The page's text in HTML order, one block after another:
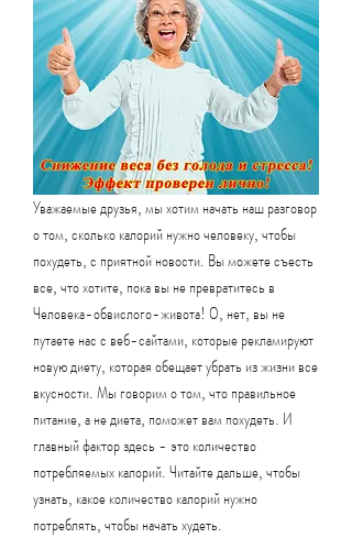
Уважаемые друзья, мы хотим начать наш разговор
о том, сколько калорий нужно человеку, чтобы
похудеть, с приятной новости. Вы можете съесть
все, что хотите, пока вы не превратитесь в
Человека-обвислого-живота! О, нет, вы не
путаете нас с веб-сайтами, которые рекламируют
новую диету, которая обещает убрать из жизни все
вкусности. Мы говорим о том, что правильное
питание, а не диета, поможет вам похудеть. И
главный фактор здесь - это количество
потребляемых калорий. Читайте дальше, чтобы
узнать, какое количество калорий нужно
потреблять, чтобы начать худеть.